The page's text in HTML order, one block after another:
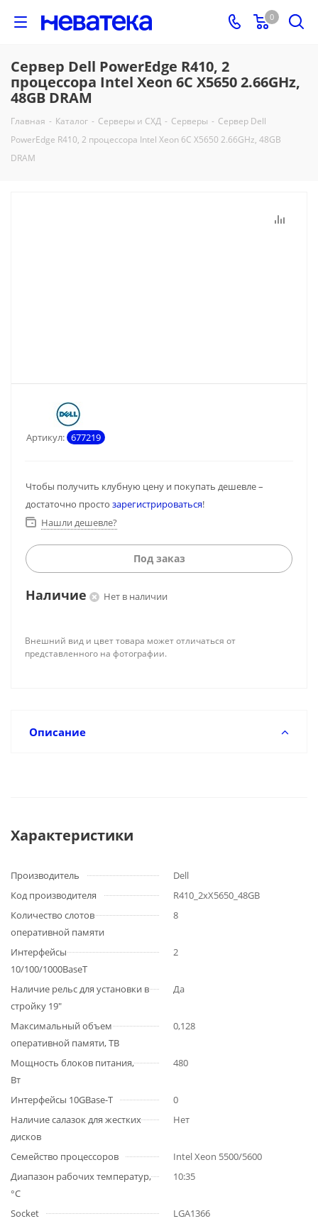
0
Сервер Dell PowerEdge R410, 2
процессора Intel Xeon 6C X5650 2.66GHz,
48GB DRAM
Главная - Каталог - Серверы и СХД - Серверы - Сервер Dell
PowerEdge R410, 2 процессора Intel Xeon 6C X5650 2.66GHz, 48GB
DRAM
Артикул: 677219
Чтобы получить клубную цену и покупать дешевле –
достаточно просто зарегистрироваться!
Нашли дешевле?
Под заказ
Наличие Нет в наличии
Внешний вид и цвет товара может отличаться от
представленного на фотографии.
Описание
Характеристики
Производитель
Dell
Код производителя
R410_2xX5650_48GB
Количество слотов
оперативной памяти
8
Интерфейсы
10/100/1000BaseT
2
Наличие рельс для установки в
стройку 19"
Да
Максимальный объем
оперативной памяти, TB
0,128
Мощность блоков питания,
Вт
480
Интерфейсы 10GBase-T
0
Наличие салазок для жестких
дисков
Нет
Семейство процессоров
Intel Xeon 5500/5600
Диапазон рабочих температур,
°C
10:35
Socket
LGA1366